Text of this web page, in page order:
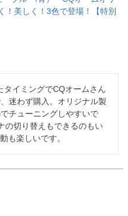
！美しく！3色で登場！【特別
タイミングでCQオームさん
迷わず購入。オリジナル製
チューニングしやすいで
の切り替えもできるのもい
も楽しいです。